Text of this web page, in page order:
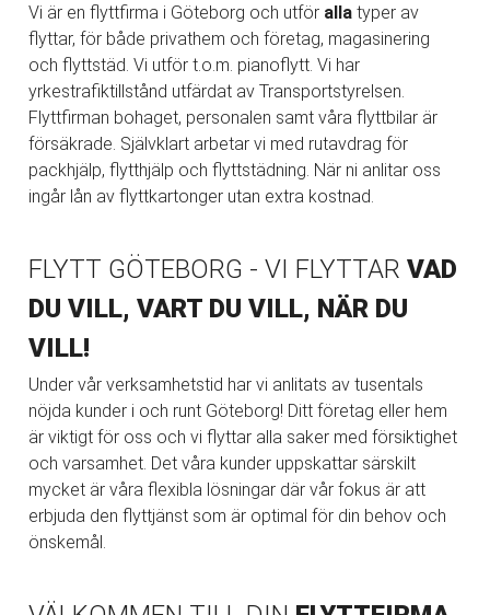
Vi är en flyttfirma i Göteborg och utför allatyper av
flyttar, för både privathem och företag, magasinering
och flyttstäd. Vi utför t.o.m. pianoflytt. Vi har
yrkestrafiktillstånd utfärdat av Transportstyrelsen.
Flyttfirman bohaget, personalen samt våra flyttbilar är
försäkrade. Självklart arbetar vi med rutavdrag för
packhjälp, flytthjälp och flyttstädning. När ni anlitar oss
ingår lån av flyttkartonger utan extra kostnad.
FLYTT GÖTEBORG - VI FLYTTAR VAD
DU VILL, VART DU VILL, NÄR DU
VILL!
Under vår verksamhetstid har vi anlitats av tusentals
nöjda kunder i och runt Göteborg! Ditt företag eller hem
är viktigt för oss och vi flyttar alla saker med försiktighet
och varsamhet. Det våra kunder uppskattar särskilt
mycket är våra flexibla lösningar där vår fokus är att
erbjuda den flyttjänst som är optimal för din behov och
önskemål.